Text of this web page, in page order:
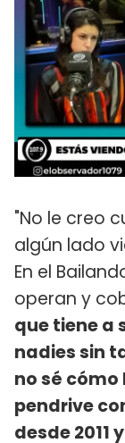
"No le creo
algún lado
En el
operan y
que tiene a
nadies sin
no sé
pendrive
desde 2011